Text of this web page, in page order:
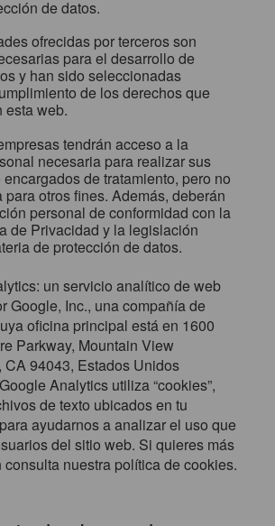
de datos.
ofrecidas por terceros son
para el desarrollo de
y han sido seleccionadas
de los derechos que
esta web.
tendrán acceso a la
necesaria para realizar sus
de tratamiento, pero no
otros fines. Además, deberán
personal de conformidad con la
de Privacidad y la legislación
de protección de datos.
un servicio analítico de web
Google, Inc., una compañía de
oficina principal está en 1600
Parkway, Mountain View
CA 94043, Estados Unidos
Analytics utiliza “cookies”,
de texto ubicados en tu
ayudarnos a analizar el uso que
del sitio web. Si quieres más
consulta nuestra política de cookies.